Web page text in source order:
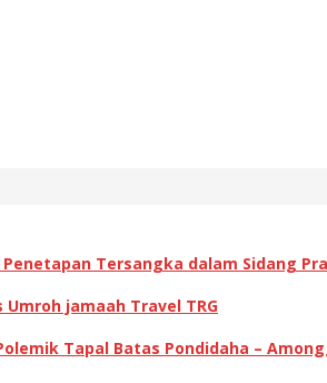
Tersangka dalam Sidang
jamaah Travel TRG
Tapal Batas Pondidaha –